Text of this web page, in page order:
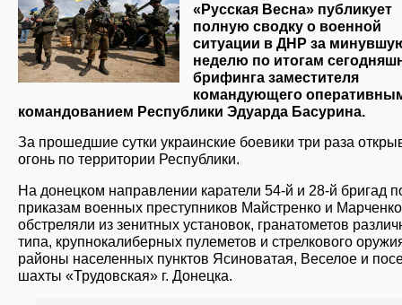
«Русская Весна» публикует
полную сводку о военной
ситуации в ДНР за
неделю по итогам
брифинга заместителя
командующего
командованием Республики Эдуарда Басурина.
За прошедшие сутки украинские боевики три раза
огонь по территории Республики.
На донецком направлении каратели 54-й и 28-й бригад
приказам военных преступников Майстренко и Марченко
обстреляли из зенитных установок, гранатометов
типа, крупнокалиберных пулеметов и стрелкового
районы населенных пунктов Ясиноватая, Веселое и
шахты «Трудовская» г. Донецка.